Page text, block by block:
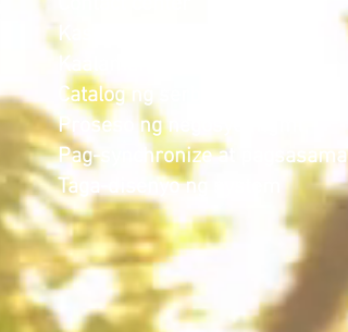
Kaso mgmt.
Kaalaman mgmt.
Catalog ng serbisyo
Proseso ng negosyo mgmt.
Pag-synchronize at pagsasama
Taga-disenyo ng system